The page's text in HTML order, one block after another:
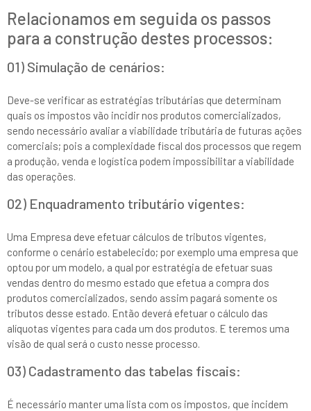
Relacionamos em seguida os passos
para a construção destes processos:
01) Simulação de cenários:
Deve-se verificar as estratégias tributárias que determinam
quais os impostos vão incidir nos produtos comercializados,
sendo necessário avaliar a viabilidade tributária de futuras ações
comerciais; pois a complexidade fiscal dos processos que regem
a produção, venda e logística podem impossibilitar a viabilidade
das operações.
02) Enquadramento tributário vigentes:
Uma Empresa deve efetuar cálculos de tributos vigentes,
conforme o cenário estabelecido; por exemplo uma empresa que
optou por um modelo, a qual por estratégia de efetuar suas
vendas dentro do mesmo estado que efetua a compra dos
produtos comercializados, sendo assim pagará somente os
tributos desse estado. Então deverá efetuar o cálculo das
alíquotas vigentes para cada um dos produtos. E teremos uma
visão de qual será o custo nesse processo.
03) Cadastramento das tabelas fiscais:
É necessário manter uma lista com os impostos, que incidem